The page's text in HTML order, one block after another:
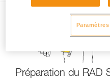
Préparation du RAD